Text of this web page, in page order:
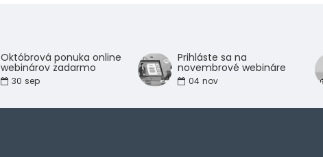
Októbrová ponuka online
webinárov zadarmo
30 sep
Prihláste sa na
novembrové webináre
04 nov